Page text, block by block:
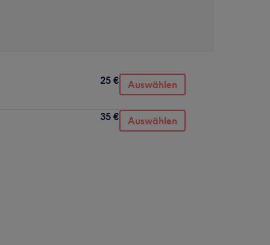
25 € Auswählen
35 € Auswählen